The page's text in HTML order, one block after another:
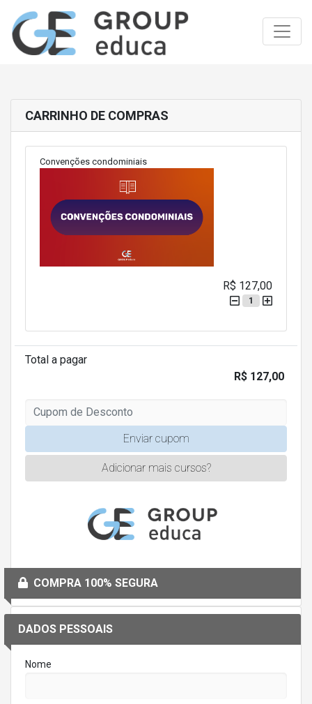
DADOS PESSOAIS
Nome
CARRINHO DE COMPRAS
Convenções condominiais
R$ 127,00
1
Total a pagar
R$ 127,00
Enviar cupom
Adicionar mais cursos?
COMPRA 100% SEGURA